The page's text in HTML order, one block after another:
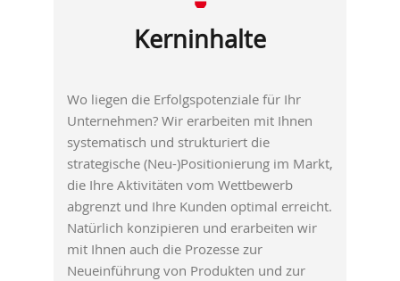
Kerninhalte
Wo liegen die Erfolgspotenziale für Ihr
Unternehmen? Wir erarbeiten mit Ihnen
systematisch und strukturiert die
strategische (Neu-)Positionierung im Markt,
die Ihre Aktivitäten vom Wettbewerb
abgrenzt und Ihre Kunden optimal erreicht.
Natürlich konzipieren und erarbeiten wir
mit Ihnen auch die Prozesse zur
Neueinführung von Produkten und zur